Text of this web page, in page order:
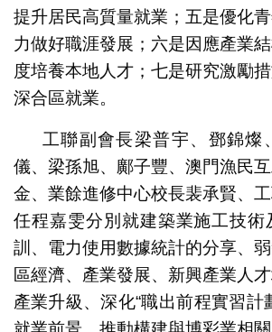
提升居民高質量就業；五是優化
力做好職涯發展；六是因應產業
度培養本地人才；七是研究激勵
深合區就業。
工聯副會長梁普宇、鄧錦燦
儀、梁孫旭、鄺子豐、澳門漁民
金、業餘進修中心校長裴承賢、
任程嘉雯分別就建築業施工技術
訓、電力使用數據統計的分享、
區經濟、產業發展、新興產業人
產業升級、深化“職出前程實習計